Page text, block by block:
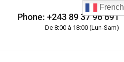
Phone: +243 89 37 96 691
De 8:00 à 18:00 (Lun-Sam)
French